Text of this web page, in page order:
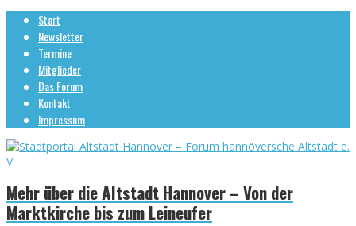
Start
Newsletter
Termine
Mitglieder
Das Forum
Kontakt
Impressum
Mehr über die Altstadt Hannover – Von der
Marktkirche bis zum Leineufer